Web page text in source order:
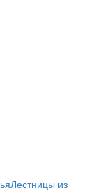
Лестницы из